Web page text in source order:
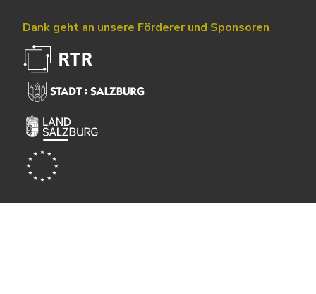
Dank geht an unsere Förderer und Sponsoren